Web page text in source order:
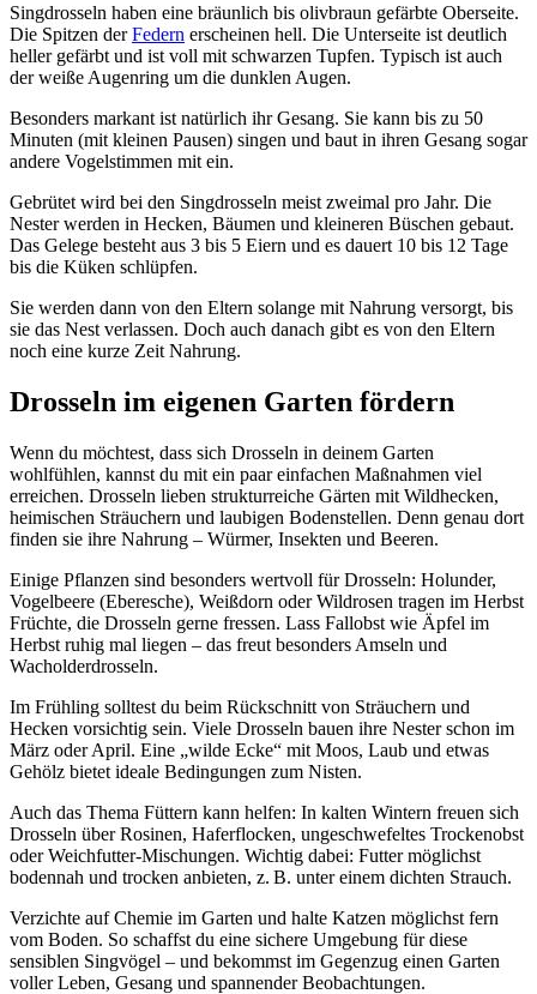
Singdrosseln haben eine bräunlich bis olivbraun gefärbte Oberseite.
Die Spitzen derFedern erscheinen hell. Die Unterseite ist deutlich
heller gefärbt und ist voll mit schwarzen Tupfen. Typisch ist auch
der weiße Augenring um die dunklen Augen.
Besonders markant ist natürlich ihr Gesang. Sie kann bis zu 50
Minuten (mit kleinen Pausen) singen und baut in ihren Gesang sogar
andere Vogelstimmen mit ein.
Gebrütet wird bei den Singdrosseln meist zweimal pro Jahr. Die
Nester werden in Hecken, Bäumen und kleineren Büschen gebaut.
Das Gelege besteht aus 3 bis 5 Eiern und es dauert 10 bis 12 Tage
bis die Küken schlüpfen.
Sie werden dann von den Eltern solange mit Nahrung versorgt, bis
sie das Nest verlassen. Doch auch danach gibt es von den Eltern
noch eine kurze Zeit Nahrung.
Drosseln im eigenen Garten fördern
Wenn du möchtest, dass sich Drosseln in deinem Garten
wohlfühlen, kannst du mit ein paar einfachen Maßnahmen viel
erreichen. Drosseln lieben strukturreiche Gärten mit Wildhecken,
heimischen Sträuchern und laubigen Bodenstellen. Denn genau dort
finden sie ihre Nahrung – Würmer, Insekten und Beeren.
Einige Pflanzen sind besonders wertvoll für Drosseln: Holunder,
Vogelbeere (Eberesche), Weißdorn oder Wildrosen tragen im Herbst
Früchte, die Drosseln gerne fressen. Lass Fallobst wie Äpfel im
Herbst ruhig mal liegen – das freut besonders Amseln und
Wacholderdrosseln.
Im Frühling solltest du beim Rückschnitt von Sträuchern und
Hecken vorsichtig sein. Viele Drosseln bauen ihre Nester schon im
März oder April. Eine „wilde Ecke“ mit Moos, Laub und etwas
Gehölz bietet ideale Bedingungen zum Nisten.
Auch das Thema Füttern kann helfen: In kalten Wintern freuen sich
Drosseln über Rosinen, Haferflocken, ungeschwefeltes Trockenobst
oder Weichfutter-Mischungen. Wichtig dabei: Futter möglichst
bodennah und trocken anbieten, z. B. unter einem dichten Strauch.
Verzichte auf Chemie im Garten und halte Katzen möglichst fern
vom Boden. So schaffst du eine sichere Umgebung für diese
sensiblen Singvögel – und bekommst im Gegenzug einen Garten
voller Leben, Gesang und spannender Beobachtungen.